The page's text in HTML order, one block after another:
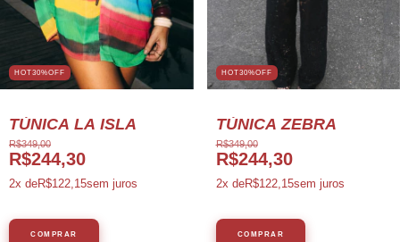
HOT30%OFF
TÚNICA LA ISLA
R$349,00
R$244,30
2x deR$122,15sem juros
COMPRAR
HOT30%OFF
TÚNICA ZEBRA
R$349,00
R$244,30
2x deR$122,15sem juros
COMPRAR